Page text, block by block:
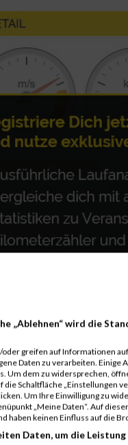
/ 15.07.2026
„Ablehnen“ wird die
greifen auf Informationen
Daten zu verarbeiten.
Um dem zu widersprechen,
die Schaltfläche „Einstellungen
Um Ihre Einwilligung zu
„Meine Daten“. Auf
haben keinen Einfluss auf die
Daten, um die